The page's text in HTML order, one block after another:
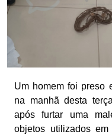
Um homem foi preso
na manhã desta
após furtar uma
objetos utilizados